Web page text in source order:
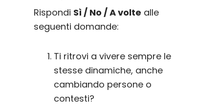
Rispondi Sì / No / A volte alle
seguenti domande:
Ti ritrovi a vivere sempre le
stesse dinamiche, anche
cambiando persone o
contesti?